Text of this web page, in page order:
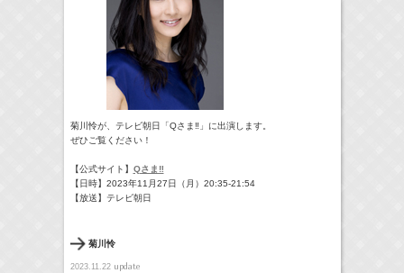
> More
菊川怜が、テレビ朝日「Qさま‼」に出演します。
ぜひご覧ください！
【公式サイト】 Qさま‼
【日時】2023年11月27日（月）20:35-21:54
【放送】テレビ朝日
菊川怜
2023.11.22update